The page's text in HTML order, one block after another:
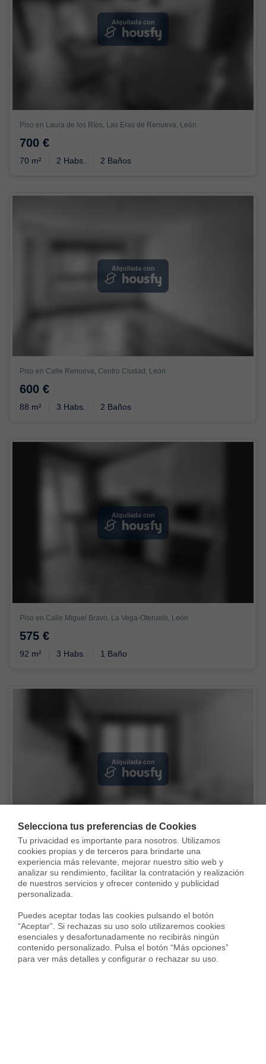
Selecciona tus preferencias de Cookies
Tu privacidad es importante para nosotros. Utilizamos
cookies propias y de terceros para brindarte una
experiencia más relevante, mejorar nuestro sitio web y
analizar su rendimiento, facilitar la contratación y realización
de nuestros servicios y ofrecer contenido y publicidad
personalizada.
Puedes aceptar todas las cookies pulsando el botón
“Aceptar”. Si rechazas su uso solo utilizaremos cookies
esenciales y desafortunadamente no recibirás ningún
contenido personalizado. Pulsa el botón “Más opciones”
para ver más detalles y configurar o rechazar su uso.
Alquilada con
Piso en Laura de los Ríos, Las Eras de Renueva, León
700 €
70 m² 2 Habs. 2 Baños
Alquilada con
Piso en Calle Renueva, Centro Ciudad, León
600 €
88 m² 3 Habs. 2 Baños
Alquilada con
Piso en Calle Miguel Bravo, La Vega-Oteruelo, León
575 €
92 m² 3 Habs. 1 Baño
Alquilada con
Piso en Laura de los Ríos, Las Eras de Renueva, León
695 €